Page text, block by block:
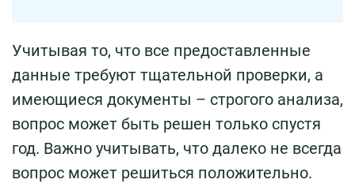
Учитывая то, что все предоставленные
данные требуют тщательной проверки, а
имеющиеся документы – строгого анализа,
вопрос может быть решен только спустя
год. Важно учитывать, что далеко не всегда
вопрос может решиться положительно.